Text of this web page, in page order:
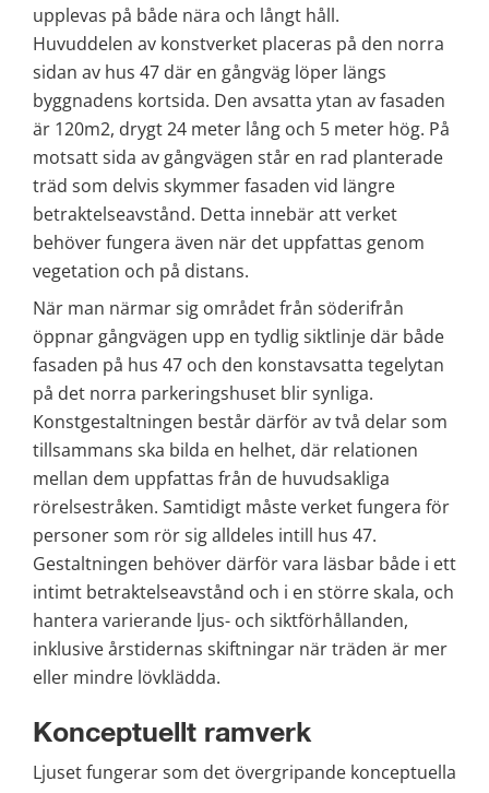
upplevas på både nära och långt håll.
Huvuddelen av konstverket placeras på den norra
sidan av hus 47 där en gångväg löper längs
byggnadens kortsida. Den avsatta ytan av fasaden
är 120m2, drygt 24 meter lång och 5 meter hög. På
motsatt sida av gångvägen står en rad planterade
träd som delvis skymmer fasaden vid längre
betraktelseavstånd. Detta innebär att verket
behöver fungera även när det uppfattas genom
vegetation och på distans.
När man närmar sig området från söderifrån
öppnar gångvägen upp en tydlig siktlinje där både
fasaden på hus 47 och den konstavsatta tegelytan
på det norra parkeringshuset blir synliga.
Konstgestaltningen består därför av två delar som
tillsammans ska bilda en helhet, där relationen
mellan dem uppfattas från de huvudsakliga
rörelsestråken. Samtidigt måste verket fungera för
personer som rör sig alldeles intill hus 47.
Gestaltningen behöver därför vara läsbar både i ett
intimt betraktelseavstånd och i en större skala, och
hantera varierande ljus- och siktförhållanden,
inklusive årstidernas skiftningar när träden är mer
eller mindre lövklädda.
Konceptuellt ramverk
Ljuset fungerar som det övergripande konceptuella